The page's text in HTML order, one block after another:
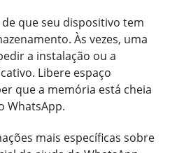
que seu dispositivo tem
Às vezes, uma
a instalação ou a
Libere espaço
que a memória está cheia
WhatsApp.
mais específicas sobre